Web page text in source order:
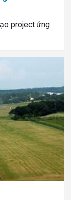
project ứng